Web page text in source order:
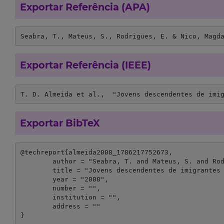
Exportar Referência (APA)
Seabra, T., Mateus, S., Rodrigues, E. & Nico,
Exportar Referência (IEEE)
T. D. Almeida et al.,  "Jovens descendentes de
Exportar BibTeX
@techreport{almeida2008_1786217752673,
}